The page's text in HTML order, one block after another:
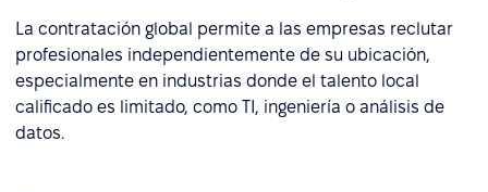
La contratación global permite a las empresas reclutar
profesionales independientemente de su ubicación,
especialmente en industrias donde el talento local
calificado es limitado, como TI, ingeniería o análisis de
datos.